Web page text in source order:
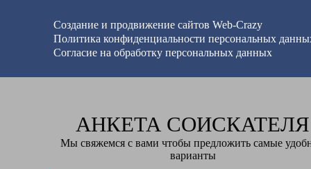
Создание и продвижение сайтов Web-Crazy
Политика конфиденциальности персональных
Согласие на обработку персональных данных
АНКЕТА СОИСКАТЕЛЯ
Мы свяжемся с вами чтобы предложить самые
варианты